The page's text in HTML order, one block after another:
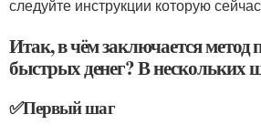
следуйте инструкции которую
Итак, в чём заключается метод
быстрых денег? В нескольких
✅Первый шаг